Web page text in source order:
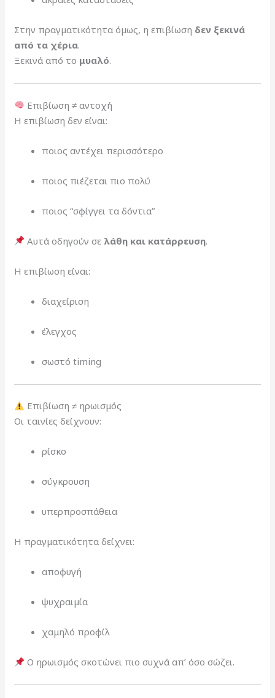
Στην πραγματικότητα όμως, η επιβίωση δεν ξεκινά
από τα χέρια.
Ξεκινά από το μυαλό.
Επιβίωση ≠ αντοχή
Η επιβίωση δεν είναι:
ποιος αντέχει περισσότερο
ποιος πιέζεται πιο πολύ
ποιος “σφίγγει τα δόντια”
Αυτά οδηγούν σε λάθη και κατάρρευση.
Η επιβίωση είναι:
διαχείριση
έλεγχος
σωστό timing
Επιβίωση ≠ ηρωισμός
Οι ταινίες δείχνουν:
ρίσκο
σύγκρουση
υπερπροσπάθεια
Η πραγματικότητα δείχνει:
αποφυγή
ψυχραιμία
χαμηλό προφίλ
Ο ηρωισμός σκοτώνει πιο συχνά απ’ όσο σώζει.